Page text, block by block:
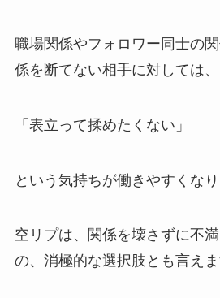
職場関係やフォロワー同士の
係を断てない相手に対しては、
「表立って揉めたくない」
という気持ちが働きやすくなり
空リプは、関係を壊さずに不
の、消極的な選択肢とも言えま